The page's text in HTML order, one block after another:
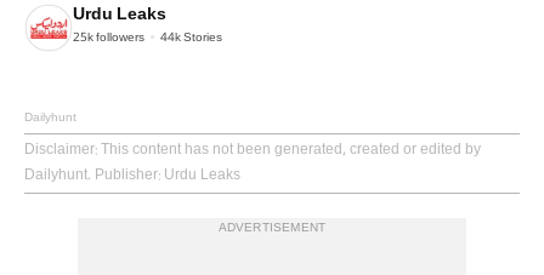
Urdu Leaks
25kfollowers 44kStories
Dailyhunt
Disclaimer: This content has not been generated, created or edited by
Dailyhunt. Publisher: Urdu Leaks
ADVERTISEMENT